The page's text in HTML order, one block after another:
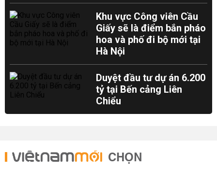
Khu vực Công viên Cầu
Giấy sẽ là điểm bắn pháo
hoa và phố đi bộ mới tại
Hà Nội
Duyệt đầu tư dự án 6.200
tỷ tại Bến cảng Liên
Chiểu
CHỌN